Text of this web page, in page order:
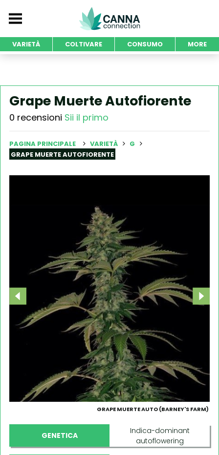
VARIETÀ COLTIVARE CONSUMO MORE
Grape Muerte Autofiorente
0 recensioni Sii il primo
PAGINA PRINCIPALE VARIETÀ
G
GRAPE MUERTE AUTOFIORENTE
GRAPE MUERTE AUTO (BARNEY'S FARM)
GENETICA
Indica-dominant
autoflowering